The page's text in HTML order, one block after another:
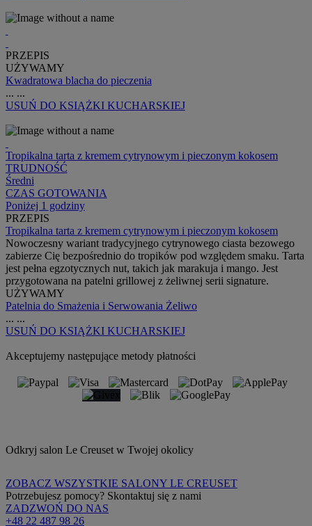
PRZEPIS
UŻYWAMY
Kwadratowa blacha do pieczenia
... ...
USUŃ DO KSIĄŻKI KUCHARSKIEJ
Tropikalna tarta z kremem cytrynowym i pieczonym kokosem
TRUDNOŚĆ
Średni
CZAS GOTOWANIA
Poniżej 1 godziny
PRZEPIS
Tropikalna tarta z kremem cytrynowym i pieczonym kokosem
Nowoczesny wariant tradycyjnego cytrynowego ciasta bezowego
zabierze Cię bezpośrednio do tropików pod względem smaku. Tarta
jest pełna egzotycznych nut, takich jak marakuja i mango. Jest
przygotowana na patelni grillowej z żeliwnej serii signature.
UŻYWAMY
Patelnia do Smażenia i Serwowania Żeliwo
... ...
USUŃ DO KSIĄŻKI KUCHARSKIEJ
Akceptujemy następujące metody płatności
Odkryj salon Le Creuset w Twojej okolicy
ZOBACZ WSZYSTKIE SALONY LE CREUSET
Potrzebujesz pomocy? Skontaktuj się z nami
ZADZWOŃ DO NAS
+48 22 487 98 26